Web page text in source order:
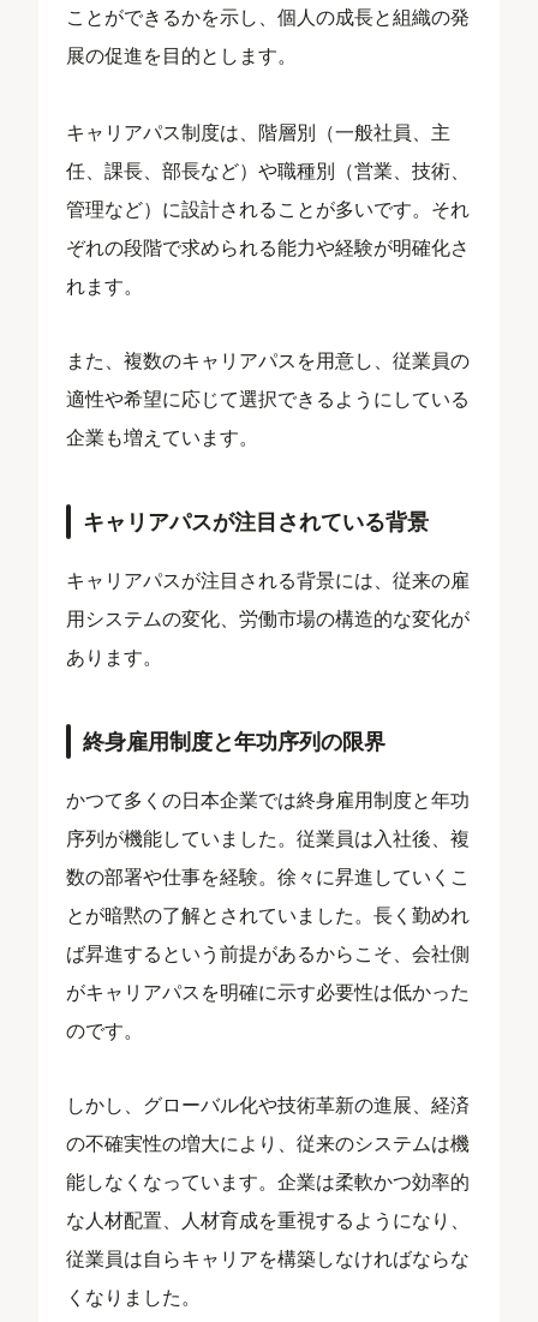
ことができるかを示し、個人の成長と組織の発
展の促進を目的とします。
キャリアパス制度は、階層別（一般社員、主
任、課長、部長など）や職種別（営業、技術、
管理など）に設計されることが多いです。それ
ぞれの段階で求められる能力や経験が明確化さ
れます。
また、複数のキャリアパスを用意し、従業員の
適性や希望に応じて選択できるようにしている
企業も増えています。
キャリアパスが注目されている背景
キャリアパスが注目される背景には、従来の雇
用システムの変化、労働市場の構造的な変化が
あります。
終身雇用制度と年功序列の限界
かつて多くの日本企業では終身雇用制度と年功
序列が機能していました。従業員は入社後、複
数の部署や仕事を経験。徐々に昇進していくこ
とが暗黙の了解とされていました。長く勤めれ
ば昇進するという前提があるからこそ、会社側
がキャリアパスを明確に示す必要性は低かった
のです。
しかし、グローバル化や技術革新の進展、経済
の不確実性の増大により、従来のシステムは機
能しなくなっています。企業は柔軟かつ効率的
な人材配置、人材育成を重視するようになり、
従業員は自らキャリアを構築しなければならな
くなりました。